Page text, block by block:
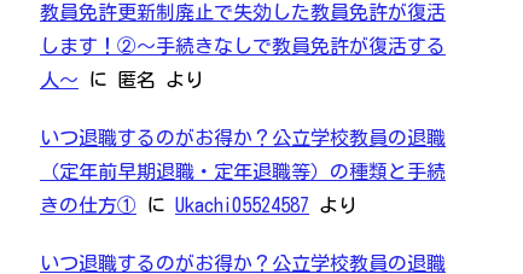
教員免許更新制廃止で失効した教員免許が復活
します！②～手続きなしで教員免許が復活する
人～ に 匿名 より
いつ退職するのがお得か？公立学校教員の退職
（定年前早期退職・定年退職等）の種類と手続
きの仕方① に Ukachi05524587 より
いつ退職するのがお得か？公立学校教員の退職